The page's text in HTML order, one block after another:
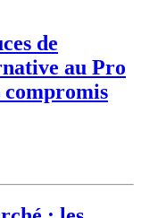
de
au Pro
compromis